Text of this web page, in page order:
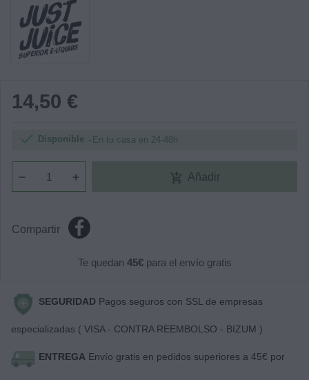
14,50 €
 Disponible En tu casa en 24-48h
add_shopping_cart Añadir
Compartir
Te quedan 45€para el envío gratis
SEGURIDAD Pagos seguros con SSL de empresas
especializadas ( VISA - CONTRA REEMBOLSO - BIZUM )
ENTREGA Envío gratis en pedidos superiores a 45€ por